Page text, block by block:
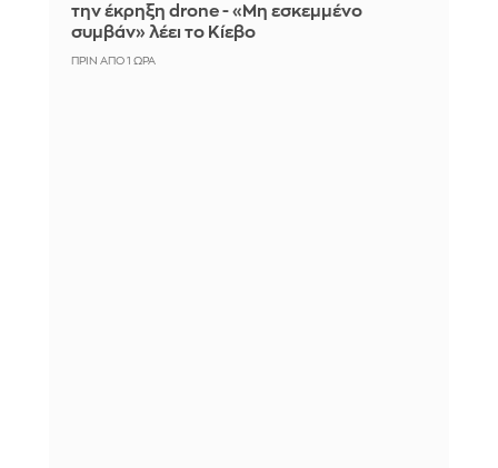
την έκρηξη drone - «Μη εσκεμμένο
συμβάν» λέει το Κίεβο
ΠΡΙΝ ΑΠΌ 1 ΏΡΑ